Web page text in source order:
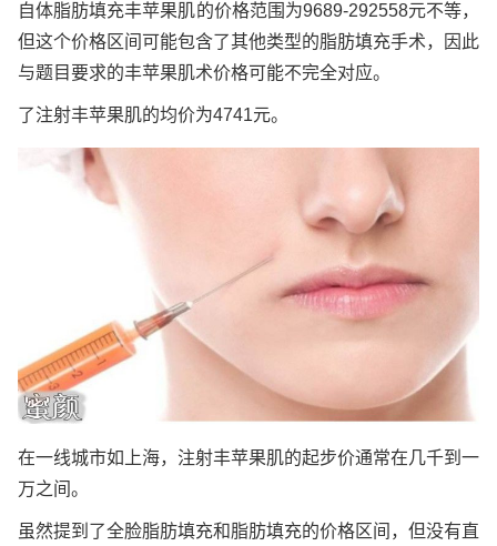
自体脂肪填充丰苹果肌的价格范围为9689-292558元不等，
但这个价格区间可能包含了其他类型的脂肪填充手术，因此
与题目要求的丰苹果肌术价格可能不完全对应。
了注射丰苹果肌的均价为4741元。
在一线城市如上海，注射丰苹果肌的起步价通常在几千到一
万之间。
虽然提到了全脸脂肪填充和脂肪填充的价格区间，但没有直